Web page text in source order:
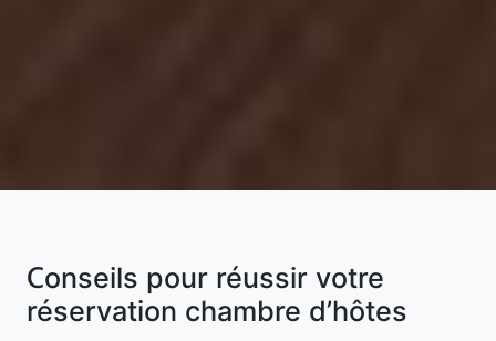
Conseils pour réussir votre
réservation chambre d’hôtes